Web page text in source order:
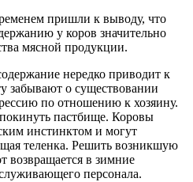
пришли к выводу, что
у коров значительно
мясной продукции.
нередко приводит к
забывают о существовании
по отношению к хозяину.
пастбище. Коровы
инстинктом и могут
теленка. Решить возникшую
возвращается в зимние
персонала.